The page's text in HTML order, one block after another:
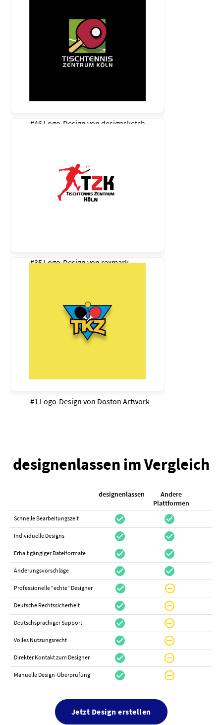
#46 Logo-Design von designsketch
#35 Logo-Design vonrexmark
#1 Logo-Design von Doston Artwork
designenlassen im Vergleich
designenlassen
Andere
Plattformen
Schnelle Bearbeitungszeit check_circle check_circle
Individuelle Designs check_circle check_circle
Erhalt gängiger Dateiformate check_circle check_circle
Änderungsvorschläge check_circle check_circle
Professionelle "echte" Designer check_circle do_not_disturb_on
Deutsche Rechtssicherheit check_circle do_not_disturb_on
Deutschsprachiger Support check_circle do_not_disturb_on
Volles Nutzungsrecht check_circle do_not_disturb_on
Direkter Kontakt zum Designer check_circle do_not_disturb_on
Manuelle Design-Überprüfung check_circle do_not_disturb_on
Jetzt Design erstellen